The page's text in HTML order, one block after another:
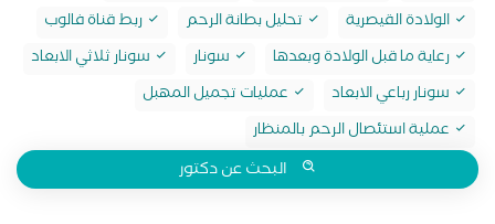
الولادة القيصرية
تحليل بطانة الرحم
ربط قناة فالوب
رعاية ما قبل الولادة وبعدها
سونار
سونار ثلاثي الابعاد
سونار رباعي الابعاد
عمليات تجميل المهبل
عملية استئصال الرحم بالمنظار
البحث عن دكتور